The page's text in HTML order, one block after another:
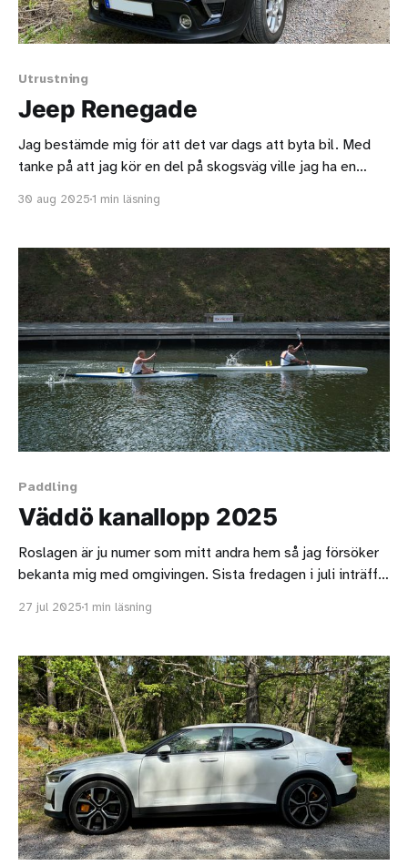
Utrustning
Jeep Renegade
Jag bestämde mig för att det var dags att byta bil. Med
tanke på att jag kör en del på skogsväg ville jag ha en
Renegade från 2019. Jag har döpt honom till René. Jeep
30 aug 20251 min läsning
Paddling
Väddö kanallopp 2025
Roslagen är ju numer som mitt andra hem så jag försöker
bekanta mig med omgivingen. Sista fredagen i juli inträffar
massa annat spännande. Jag åkte upp dagen därpå
kanallopp. Det fanns flera olika
27 jul 20251 min läsning